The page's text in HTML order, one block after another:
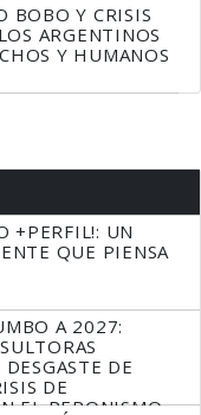
BOBO Y CRISIS
ARGENTINOS
Y HUMANOS
+PERFIL!: UN
QUE PIENSA
A 2027:
DE
DE
EL PERONISMO